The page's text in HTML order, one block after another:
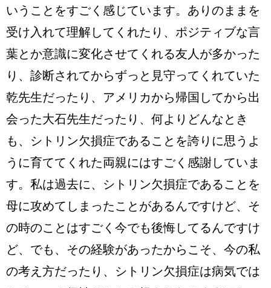
いうことをすごく感じています。ありのままを
受け入れて理解してくれたり、ポジティブな言
葉とか意識に変化させてくれる友人が多かった
り、診断されてからずっと見守ってくれていた
乾先生だったり、アメリカから帰国してから出
会った大石先生だったり、何よりどんなとき
も、シトリン欠損症であることを誇りに思うよ
うに育ててくれた両親にはすごく感謝していま
す。私は過去に、シトリン欠損症であることを
母に攻めてしまったことがあるんですけど、そ
の時のことはすごく今でも後悔してるんですけ
ど、でも、その経験があったからこそ、今の私
の考え方だったり、シトリン欠損症は病気では